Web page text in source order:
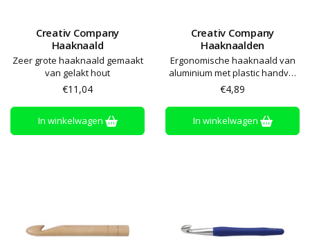
Creativ Company
Haaknaald
Zeer grote haaknaald gemaakt
van gelakt hout
€11,04
In winkelwagen
Creativ Company
Haaknaalden
Ergonomische haaknaald van
aluminium met plastic handvat
met softgrip
€4,89
In winkelwagen